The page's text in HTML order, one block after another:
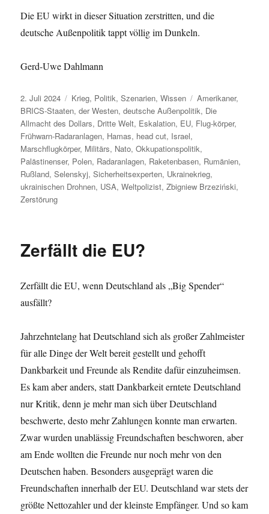
Die EU wirkt in dieser Situation zerstritten, und die
deutsche Außenpolitik tappt völlig im Dunkeln.
Gerd-Uwe Dahlmann
Veröffentlicht
am
2. Juli 2024 Kategorien
Krieg, Politik,Szenarien,Wissen Schlagwörter
Amerikaner,
BRICS-Staaten,der Westen,deutsche Außenpolitik, Die
Allmacht des Dollars, Dritte Welt, Eskalation, EU, Flug-körper,
Frühwarn-Radaranlagen, Hamas, head cut, Israel,
Marschflugkörper, Militärs, Nato,Okkupationspolitik,
Palästinenser, Polen, Radaranlagen, Raketenbasen, Rumänien,
Rußland,Selenskyj,Sicherheitsexperten, Ukrainekrieg,
ukrainischen Drohnen, USA,Weltpolizist,Zbigniew Brzeziński,
Zerstörung
Zerfällt die EU?
Zerfällt die EU, wenn Deutschland als „Big Spender“
ausfällt?
Jahrzehntelang hat Deutschland sich als großer Zahlmeister
für alle Dinge der Welt bereit gestellt und gehofft
Dankbarkeit und Freunde als Rendite dafür einzuheimsen.
Es kam aber anders, statt Dankbarkeit erntete Deutschland
nur Kritik, denn je mehr man sich über Deutschland
beschwerte, desto mehr Zahlungen konnte man erwarten.
Zwar wurden unablässig Freundschaften beschworen, aber
am Ende wollten die Freunde nur noch mehr von den
Deutschen haben. Besonders ausgeprägt waren die
Freundschaften innerhalb der EU. Deutschland war stets der
größte Nettozahler und der kleinste Empfänger. Und so kam